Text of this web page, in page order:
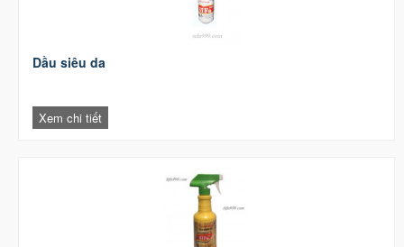
Dầu siêu da
Xem chi tiết